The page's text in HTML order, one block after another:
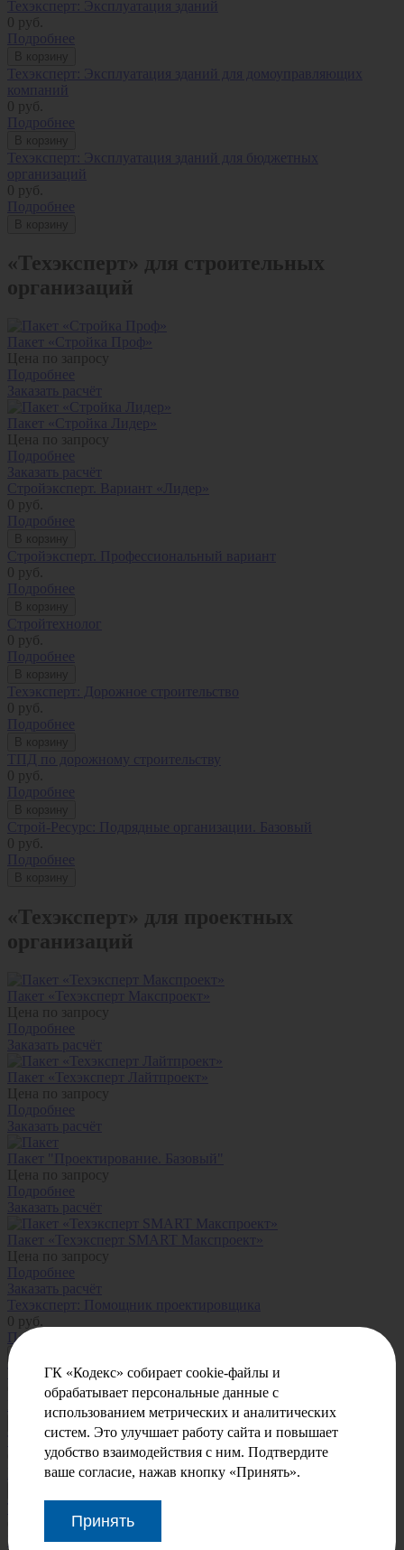
Техэксперт: Эксплуатация зданий
0 руб.
Подробнее
Техэксперт: Эксплуатация зданий для домоуправляющих
компаний
0 руб.
Подробнее
Техэксперт: Эксплуатация зданий для бюджетных
организаций
0 руб.
Подробнее
«Техэксперт» для строительных
организаций
Пакет «Стройка Проф»
Цена по запросу
Подробнее
Заказать расчёт
Пакет «Стройка Лидер»
Цена по запросу
Подробнее
Заказать расчёт
Стройэксперт. Вариант «Лидер»
0 руб.
Подробнее
Стройэксперт. Профессиональный вариант
0 руб.
Подробнее
Стройтехнолог
0 руб.
Подробнее
Техэксперт: Дорожное строительство
0 руб.
Подробнее
ТПД по дорожному строительству
0 руб.
Подробнее
Строй-Ресурс: Подрядные организации. Базовый
0 руб.
Подробнее
«Техэксперт» для проектных
организаций
Пакет «Техэксперт Макспроект»
Цена по запросу
Подробнее
Заказать расчёт
Пакет «Техэксперт Лайтпроект»
Цена по запросу
Подробнее
Заказать расчёт
Пакет "Проектирование. Базовый"
Цена по запросу
Подробнее
Заказать расчёт
Пакет «Техэксперт SMART Макспроект»
Цена по запросу
Подробнее
Заказать расчёт
Техэксперт: Помощник проектировщика
0 руб.
Подробнее
Техэксперт SMART: Проектирование
Подробнее
ТПД. Здания, сооружения, конструкции и узлы
Подробнее
Подробнее
ГК «Кодекс» собирает cookie-файлы и
обрабатывает персональные данные с
использованием метрических и аналитических
систем. Это улучшает работу сайта и повышает
удобство взаимодействия с ним. Подтвердите
ваше согласие, нажав кнопку «Принять».
Принять